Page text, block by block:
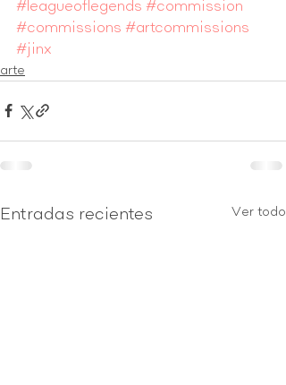
#leagueoflegends #commission
#commissions #artcommissions
#jinx
arte
Entradas recientes Ver todo